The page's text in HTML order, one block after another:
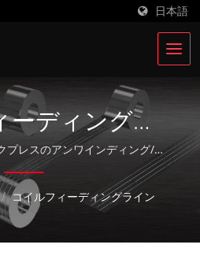
日本語
ディングラ
拠点とする鋼
レスおよびス
機メーカー |
Industrial Co.,
プレスのアンワインディング/ス
ィングライン、コンパクトなシ
ン、コイル/金属加工機器、コ
ベリング/フィーディングユニ
Co., Ltd.は36年以上にわたり
工機器に特化しています。台湾
/ コイルフィーディングライン